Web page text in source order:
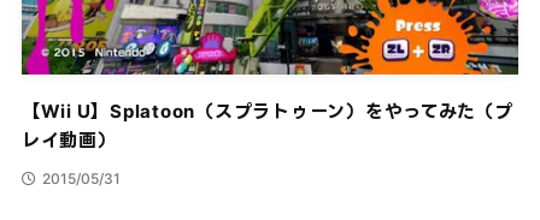
【Wii U】Splatoon（スプラトゥーン）をやってみた（プ
レイ動画）
2015/05/31